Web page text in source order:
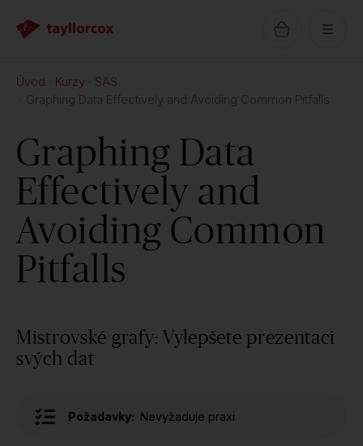
Úvod Kurzy
SAS
Graphing Data Effectively and Avoiding Common Pitfalls
Graphing Data
Effectively and
Avoiding Common
Pitfalls
Mistrovské grafy: Vylepšete prezentaci
svých dat
Požadavky: Nevyžaduje praxi